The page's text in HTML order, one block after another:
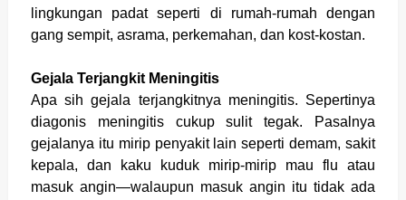
lingkungan padat seperti di rumah-rumah dengan
gang sempit, asrama, perkemahan, dan kost-kostan.
Gejala Terjangkit Meningitis
Apa sih gejala terjangkitnya meningitis. Sepertinya
diagonis meningitis cukup sulit tegak. Pasalnya
gejalanya itu mirip penyakit lain seperti demam, sakit
kepala, dan kaku kuduk mirip-mirip mau flu atau
masuk angin—walaupun masuk angin itu tidak ada